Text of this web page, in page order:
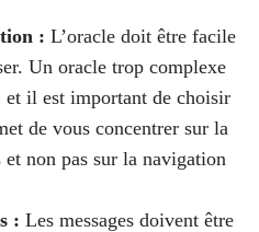
: L’oracle doit être facile
Un oracle trop complexe
et il est important de choisir
de vous concentrer sur la
et non pas sur la navigation
: Les messages doivent être